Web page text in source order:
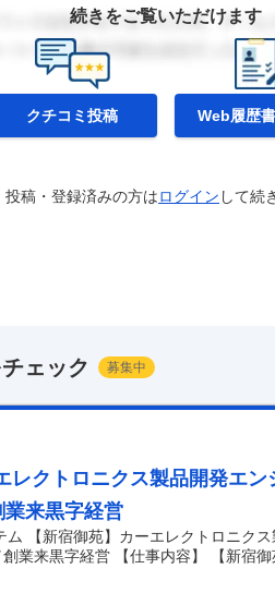
続きをご覧いただけます
クチコミ投稿 Web履歴
投稿・登録済みの方はログイン して続
ェック 募集中
レクトロニクス製品開発エ
業来黒字経営
ム 【新宿御苑】カーエレクトロニク
業来黒字経営 【仕事内容】 【新宿御
に携われる年休125日／創業来黒字
ス製品の開発を0→1から携わること